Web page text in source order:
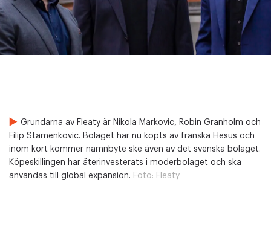
Grundarna av Fleaty är Nikola Markovic, Robin Granholm och
Filip Stamenkovic. Bolaget har nu köpts av franska Hesus och
inom kort kommer namnbyte ske även av det svenska bolaget.
Köpeskillingen har återinvesterats i moderbolaget och ska
användas till global expansion. Foto: Fleaty